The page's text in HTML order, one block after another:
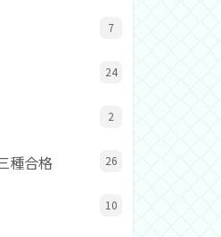
7
24
2
種合格 26
10